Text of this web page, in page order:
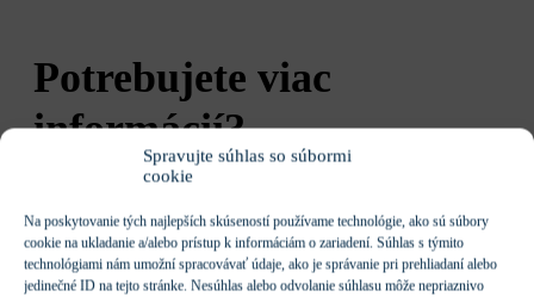
Spravujte súhlas so súbormi
cookie
Na poskytovanie tých najlepších skúseností používame technológie, ako sú súbory
cookie na ukladanie a/alebo prístup k informáciám o zariadení. Súhlas s týmito
technológiami nám umožní spracovávať údaje, ako je správanie pri prehliadaní alebo
jedinečné ID na tejto stránke. Nesúhlas alebo odvolanie súhlasu môže nepriaznivo
Potrebujete viac
informácií?
Ozvite sa nám a zhotoviteľ Vám poskytne všetky informácie,